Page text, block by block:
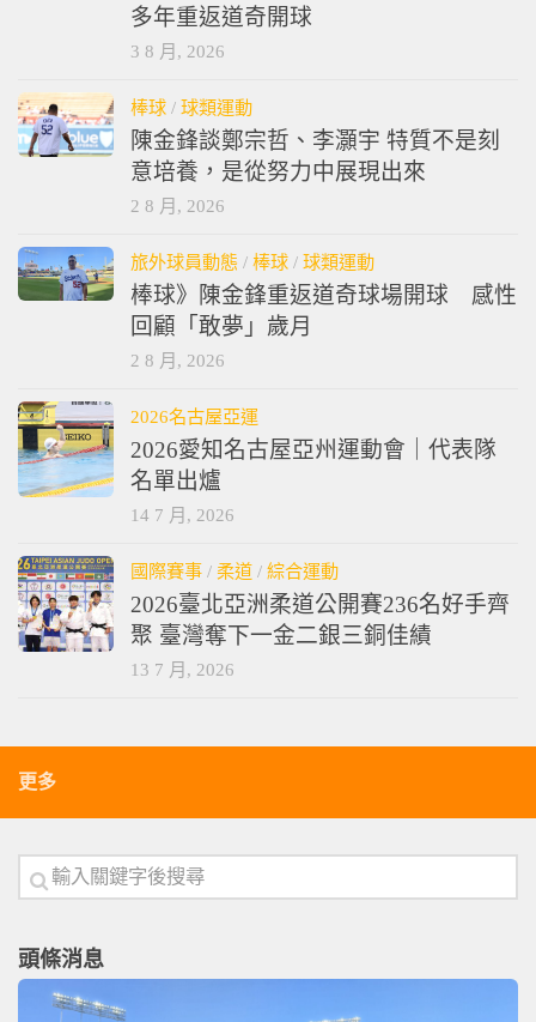
多年重返道奇開球
3 8 月, 2026
棒球 / 球類運動
陳金鋒談鄭宗哲、李灝宇 特質不是刻
意培養，是從努力中展現出來
2 8 月, 2026
旅外球員動態 / 棒球 / 球類運動
棒球》陳金鋒重返道奇球場開球 感性
回顧「敢夢」歲月
2 8 月, 2026
2026名古屋亞運
2026愛知名古屋亞州運動會｜代表隊
名單出爐
14 7 月, 2026
國際賽事 / 柔道 / 綜合運動
2026臺北亞洲柔道公開賽236名好手齊
聚 臺灣奪下一金二銀三銅佳績
13 7 月, 2026
更多
頭條消息